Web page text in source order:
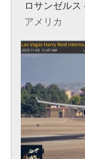
ロサンゼルス
アメリカ